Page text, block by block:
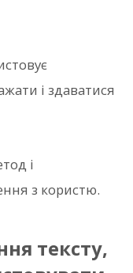
і здаватися
і
з користю.
тексту,